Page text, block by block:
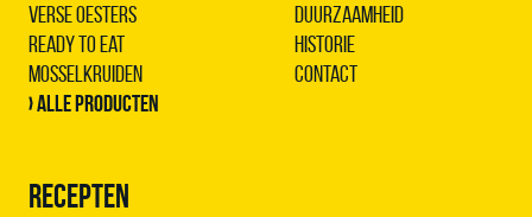
Verse Oesters
Ready to Eat
Mosselkruiden
› Alle producten
RECEPTEN
Duurzaamheid
Historie
Contact